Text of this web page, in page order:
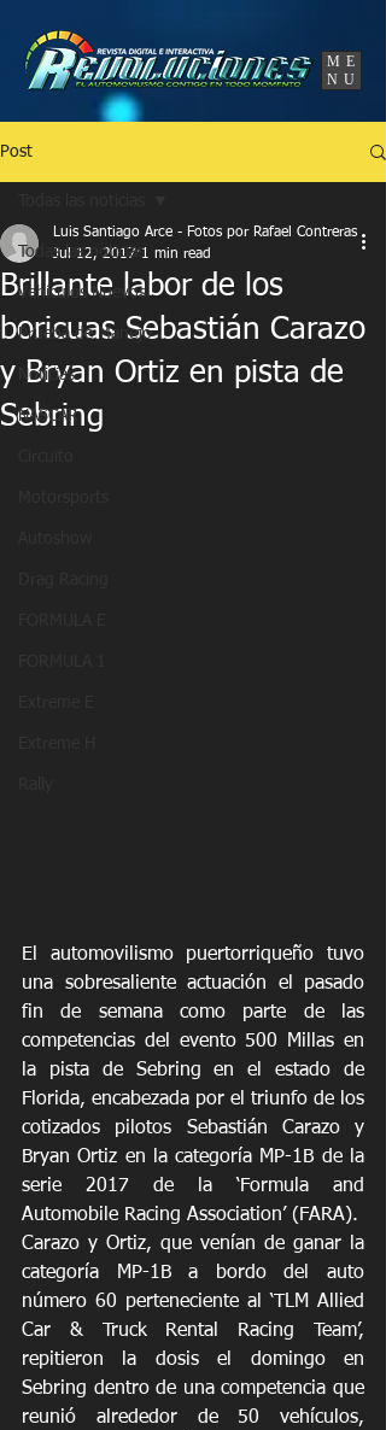
ME
NU
Post
Todas las noticias
Vehículos Nuevos
Prueba de Manejo
Noticias
NASCAR
Brillante labor de los
boricuas Sebastián Carazo
y Bryan Ortiz en pista de
Sebring
Luis Santiago Arce - Fotos por Rafael Contreras
Jul 12, 2017 1 min read
El automovilismo puertorriqueño tuvo
una sobresaliente actuación el pasado
fin de semana como parte de las
competencias del evento 500 Millas en
la pista de Sebring en el estado de
Florida, encabezada por el triunfo de los
cotizados pilotos Sebastián Carazo y
Bryan Ortiz en la categoría MP-1B de la
serie 2017 de la ‘Formula and
Automobile​ Racing Association’ (FARA).
Carazo y Ortiz, que venían de ganar la
categoría MP-1B a bordo del auto
número 60 perteneciente al ‘TLM Allied
Car & Truck Rental Racing Team’,
repitieron la dosis el domingo en
Sebring dentro de una competencia que
reunió alrededor de 50 vehículos,